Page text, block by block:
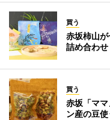
買う
赤坂柿山
詰め合わせ
買う
赤坂「マ
ン産の豆使